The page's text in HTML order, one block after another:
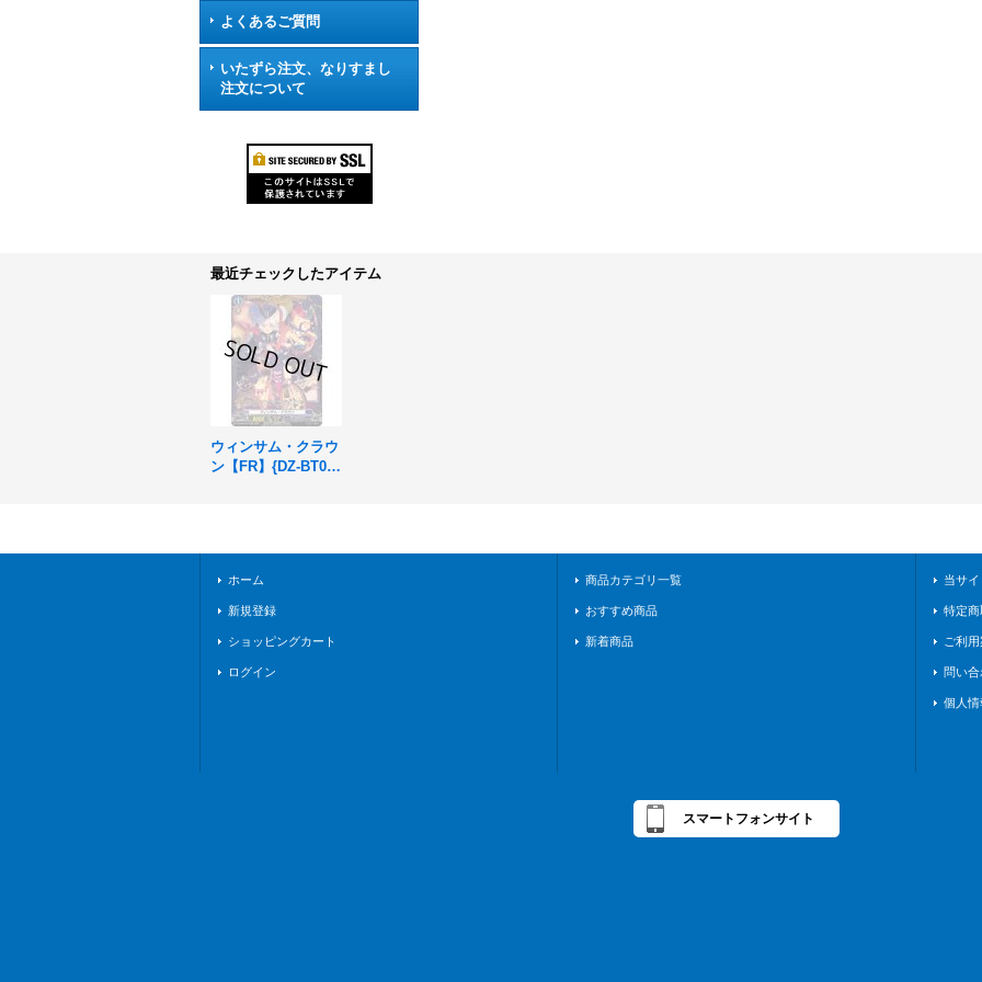
よくあるご質問
いたずら注文、なりすまし
注文について
最近チェックしたアイテム
ウィンサム・クラウ
ン【FR】{DZ-BT03/
ホーム
新規登録
ショッピングカート
ログイン
商品カテゴリ一覧
おすすめ商品
新着商品
当サ
特定
ご利
問い合
個人
スマートフォンサイト